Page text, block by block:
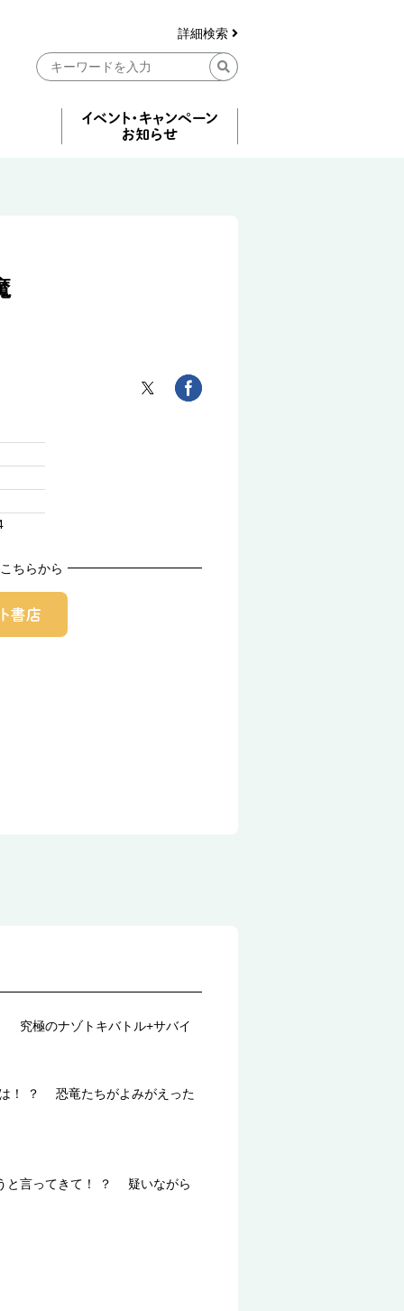
詳細検索
ちらから
究極のナゾトキバトル+サバイ
！ ？ 恐竜たちがよみがえった
と言ってきて！ ？ 疑いながら